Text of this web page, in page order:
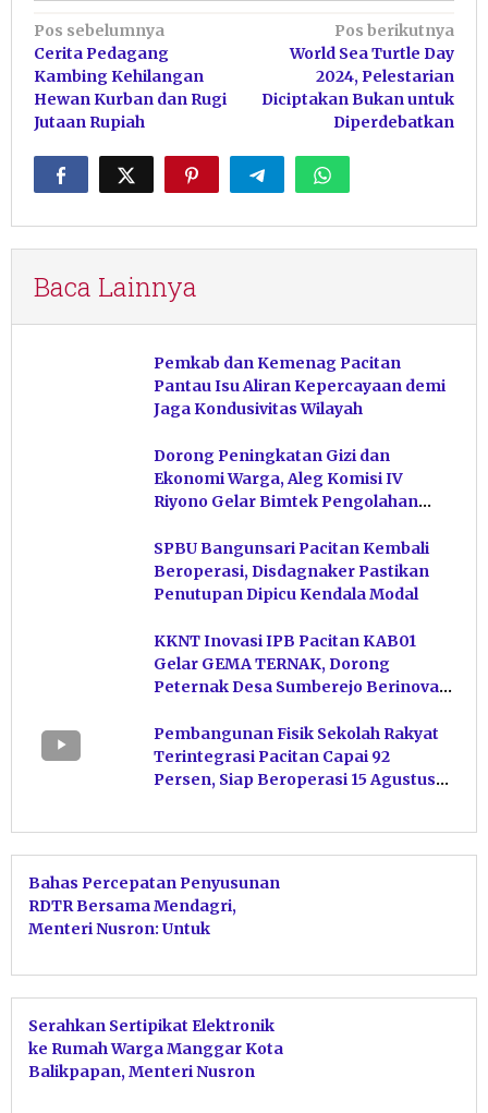
Navigasi
pos
Pos sebelumnya
Cerita Pedagang
Kambing Kehilangan
Hewan Kurban dan Rugi
Jutaan Rupiah
Pos berikutnya
World Sea Turtle Day
2024, Pelestarian
Diciptakan Bukan untuk
Diperdebatkan
Baca Lainnya
Pemkab dan Kemenag Pacitan
Pantau Isu Aliran Kepercayaan demi
Jaga Kondusivitas Wilayah
Dorong Peningkatan Gizi dan
Ekonomi Warga, Aleg Komisi IV
Riyono Gelar Bimtek Pengolahan
SPBU Bangunsari Pacitan Kembali
Beroperasi, Disdagnaker Pastikan
Penutupan Dipicu Kendala Modal
KKNT Inovasi IPB Pacitan KAB01
Gelar GEMA TERNAK, Dorong
Peternak Desa Sumberejo Berinovasi
Pembangunan Fisik Sekolah Rakyat
Terintegrasi Pacitan Capai 92
Persen, Siap Beroperasi 15 Agustus
Bahas Percepatan Penyusunan
RDTR Bersama Mendagri,
Menteri Nusron: Untuk
Serahkan Sertipikat Elektronik
ke Rumah Warga Manggar Kota
Balikpapan, Menteri Nusron